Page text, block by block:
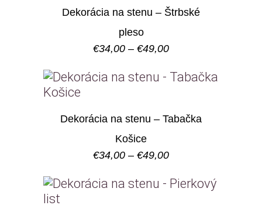
Dekorácia na stenu – Štrbské
pleso
€34,00 – €49,00Price
€34,00
Dekorácia na stenu – Tabačka
Košice
€34,00 – €49,00Price
€34,00